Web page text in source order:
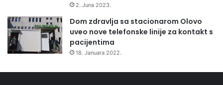
2. Juna 2023.
Dom zdravlja sa stacionarom Olovo
uveo nove telefonske linije za kontakt s
pacijentima
18. Januara 2022.